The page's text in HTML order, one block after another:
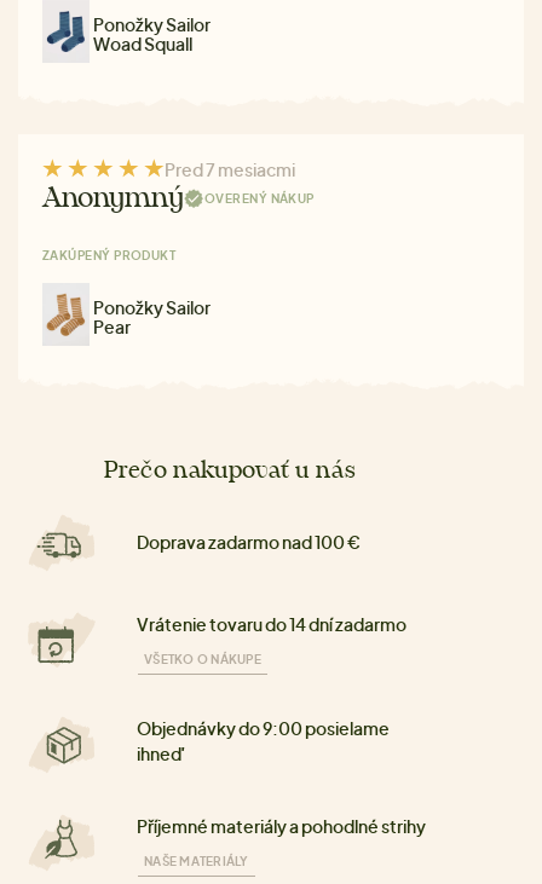
Ponožky Sailor
Woad Squall
Pred 7 mesiacmi
Anonymný OVERENÝ NÁKUP
ZAKÚPENÝ PRODUKT
Ponožky Sailor
Pear
Prečo nakupovať u nás
Doprava zadarmo nad 100 €
Vrátenie tovaru do 14 dní zadarmo
VŠETKO O NÁKUPE
Objednávky do 9:00 posielame
ihneď
Příjemné materiály a pohodlné strihy
NAŠE MATERIÁLY